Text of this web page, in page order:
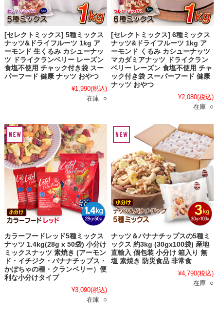
[セレクトミックス] 5種ミックス
ナッツ&ドライフルーツ 1kg ア
ーモンド 生くるみ カシューナッ
ツ ドライクランベリー レーズン
食塩不使用 チャック付き袋 スー
パーフード 健康 ナッツ おやつ
¥1,990(税込)
在庫 ○
[セレクトミックス] 6種ミックス
ナッツ&ドライフルーツ 1kg ア
ーモンド くるみ カシューナッツ
マカダミアナッツ ドライクラン
ベリー レーズン 食塩不使用 チャ
ック付き袋 スーパーフード 健康
ナッツ おやつ
¥2,080(税込)
在庫 ○
カラーフードレッド5種ミックス
ナッツ 1.4kg(28g x 50袋) 小分け
ミックスナッツ 素焼き (アーモン
ド・イチジク・バナナチップス・
かぼちゃの種・クランベリー）便
利な小分けタイプ
¥3,090(税込)
在庫 ○
ナッツ＆バナナチップスの5種ミ
ックス 約3kg (30gx100袋) 産地
直輸入 個包装 小分け 箱入り 無
塩 素焼き 防災食品 非常食
¥4,790(税込)
在庫 ○